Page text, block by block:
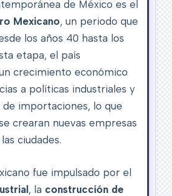
de México es el
Mexicano, un periodo que
los años 40 hasta los
etapa, el país
crecimiento económico
a políticas industriales y
importaciones, lo que
crearan nuevas empresas
ciudades.
fue impulsado por el
, la construcción de